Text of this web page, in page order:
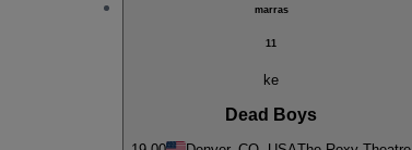
marras
11
ke
Dead Boys